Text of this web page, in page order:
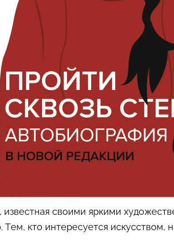
своими яркими
кто интересуется искусством,